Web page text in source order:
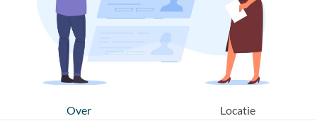
Over Locatie